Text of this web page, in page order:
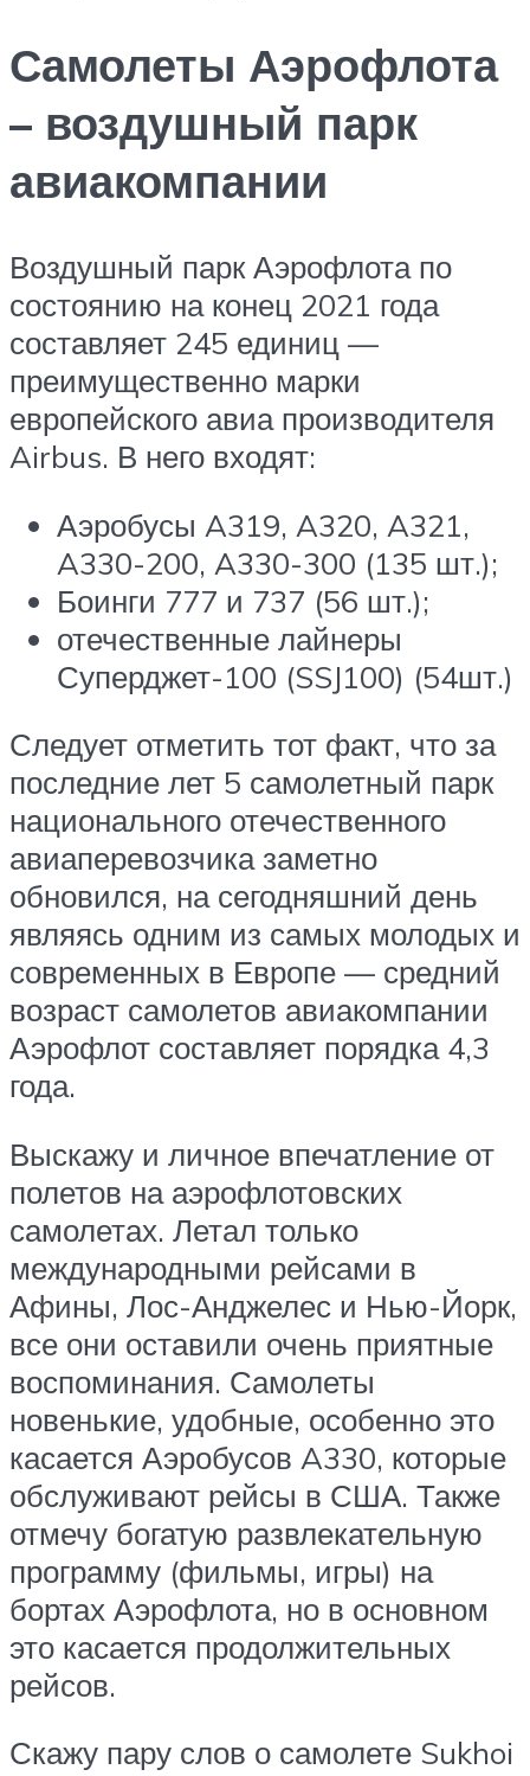
Самолеты Аэрофлота
– воздушный парк
авиакомпании
Воздушный парк Аэрофлота по
состоянию на конец 2021 года
составляет 245 единиц —
преимущественно марки
европейского авиа производителя
Airbus. В него входят:
Аэробусы A319, A320, A321,
A330-200, A330-300 (135 шт.);
Боинги 777 и 737 (56 шт.);
отечественные лайнеры
Суперджет-100 (SSJ100) (54шт.)
Следует отметить тот факт, что за
последние лет 5 самолетный парк
национального отечественного
авиаперевозчика заметно
обновился, на сегодняшний день
являясь одним из самых молодых и
современных в Европе — средний
возраст самолетов авиакомпании
Аэрофлот составляет порядка 4,3
года.
Выскажу и личное впечатление от
полетов на аэрофлотовских
самолетах. Летал только
международными рейсами в
Афины, Лос-Анджелес и Нью-Йорк,
все они оставили очень приятные
воспоминания. Самолеты
новенькие, удобные, особенно это
касается Аэробусов A330, которые
обслуживают рейсы в США. Также
отмечу богатую развлекательную
программу (фильмы, игры) на
бортах Аэрофлота, но в основном
это касается продолжительных
рейсов.
Скажу пару слов о самолете Sukhoi